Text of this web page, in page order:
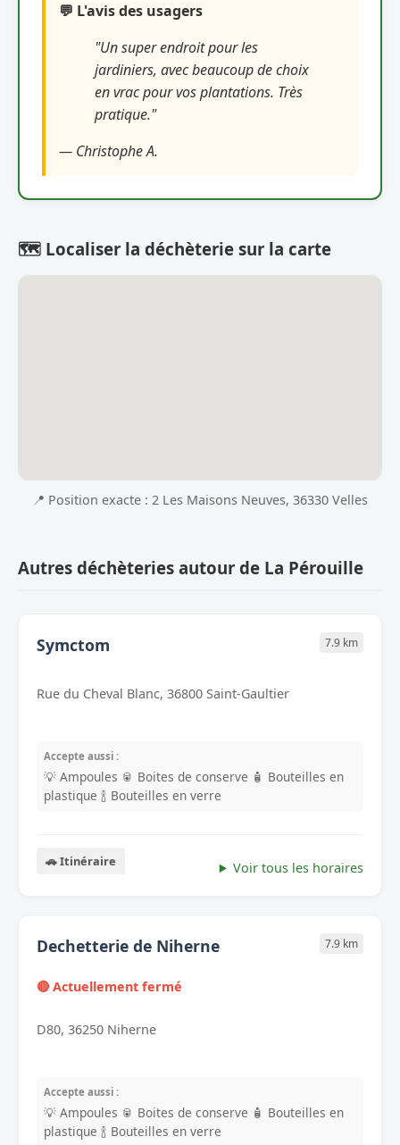
💬 L'avis des usagers
"Un super endroit pour les
jardiniers, avec beaucoup de choix
en vrac pour vos plantations. Très
pratique."
— Christophe A.
🗺️ Localiser la déchèterie sur la carte
📍 Position exacte : 2 Les Maisons Neuves, 36330 Velles
Autres déchèteries autour de La Pérouille
Symctom 7.9 km
Rue du Cheval Blanc, 36800 Saint-Gaultier
Accepte aussi :
💡 Ampoules 🥫 Boites de conserve 🧴 Bouteilles en
plastique 🍾 Bouteilles en verre
🚗 Itinéraire Voir tous les horaires
Dechetterie de Niherne 7.9 km
🔴 Actuellement fermé
D80, 36250 Niherne
Accepte aussi :
💡 Ampoules 🥫 Boites de conserve 🧴 Bouteilles en
plastique 🍾 Bouteilles en verre